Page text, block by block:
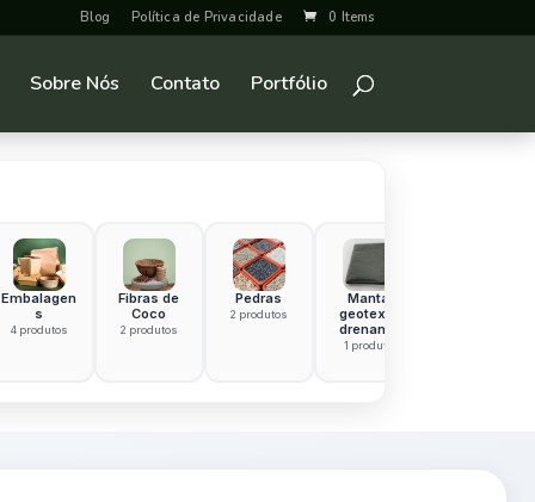
Blog Política de Privacidade 0 Items
Sobre Nós Contato Portfólio
Embalagen
s
4 produtos
Fibras de
Coco
2 produtos
Pedras
2 produtos
Manta
geotextil
drenante
1 produto